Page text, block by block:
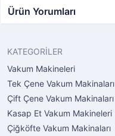
Ürün Yorumları
KATEGORİLER
Vakum Makineleri
Tek Çene Vakum Makinaları
Çift Çene Vakum Makinaları
Kasap Et Vakum Makineleri
Çiğköfte Vakum Makinaları